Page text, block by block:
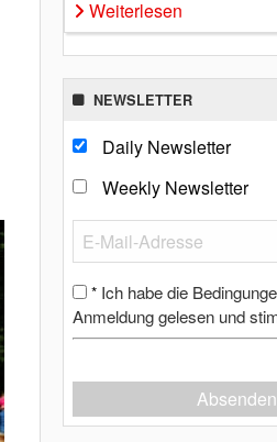
Weiterlesen
NEWSLETTER
Daily Newsletter
Weekly Newsletter
* Ich habe die
Anmeldung gelesen und
Absenden